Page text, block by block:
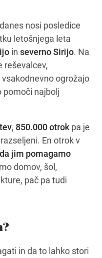
za pot
nosi posledice
letošnjega leta
in severno Sirijo. Na
reševalcev,
ogrožajo
pomoči najbolj
, 850.000 otrok pa je
En otrok v
da jim pomagamo
domov, šol,
pač pa tudi
in da to lahko stori